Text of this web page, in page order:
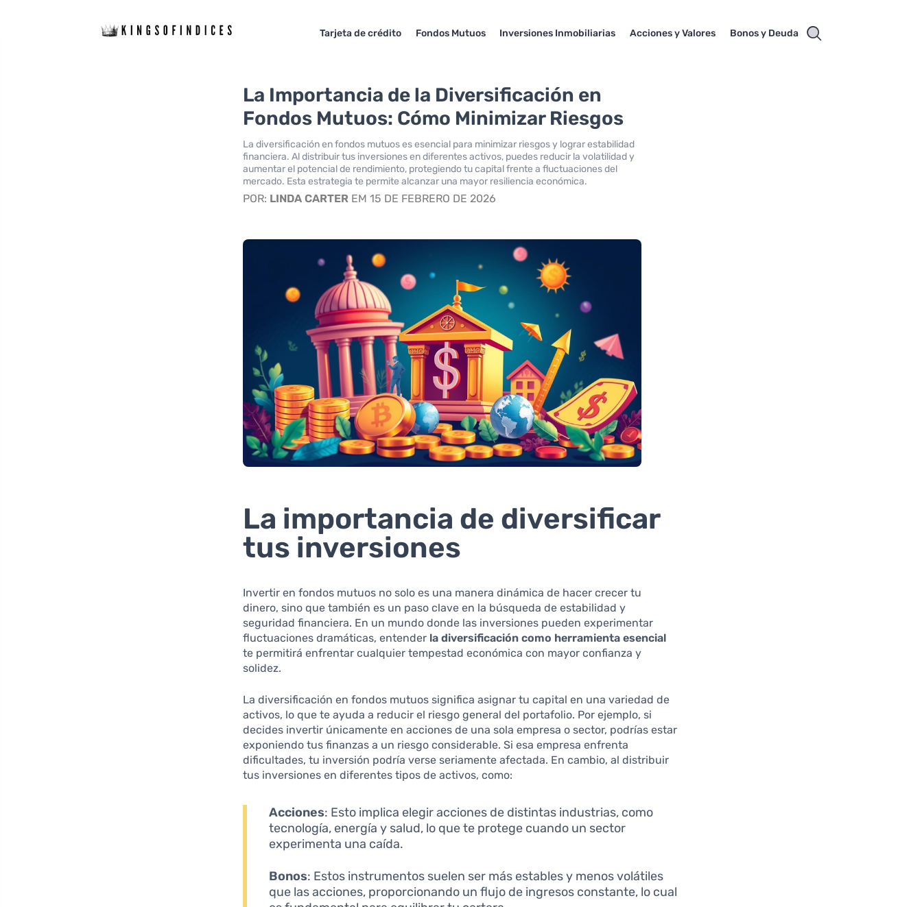
Tarjeta de crédito Fondos Mutuos Inversiones Inmobiliarias Acciones y Valores Bonos y Deuda
La Importancia de la Diversificación en
Fondos Mutuos: Cómo Minimizar Riesgos
La diversificación en fondos mutuos es esencial para minimizar riesgos y lograr estabilidad
financiera. Al distribuir tus inversiones en diferentes activos, puedes reducir la volatilidad y
aumentar el potencial de rendimiento, protegiendo tu capital frente a fluctuaciones del
mercado. Esta estrategia te permite alcanzar una mayor resiliencia económica.
POR: LINDA CARTER EM 15 DE FEBRERO DE 2026
La importancia de diversificar
tus inversiones
Invertir en fondos mutuos no solo es una manera dinámica de hacer crecer tu
dinero, sino que también es un paso clave en la búsqueda de estabilidad y
seguridad financiera. En un mundo donde las inversiones pueden experimentar
fluctuaciones dramáticas, entender la diversificación como herramienta esencial
te permitirá enfrentar cualquier tempestad económica con mayor confianza y
solidez.
La diversificación en fondos mutuos significa asignar tu capital en una variedad de
activos, lo que te ayuda a reducir el riesgo general del portafolio. Por ejemplo, si
decides invertir únicamente en acciones de una sola empresa o sector, podrías estar
exponiendo tus finanzas a un riesgo considerable. Si esa empresa enfrenta
dificultades, tu inversión podría verse seriamente afectada. En cambio, al distribuir
tus inversiones en diferentes tipos de activos, como:
Acciones: Esto implica elegir acciones de distintas industrias, como
tecnología, energía y salud, lo que te protege cuando un sector
experimenta una caída.
Bonos: Estos instrumentos suelen ser más estables y menos volátiles
que las acciones, proporcionando un flujo de ingresos constante, lo cual